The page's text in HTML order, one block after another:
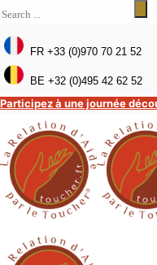
FR +33 (0)970 70 21 52
BE +32 (0)495 42 62 52
Participez à une journée